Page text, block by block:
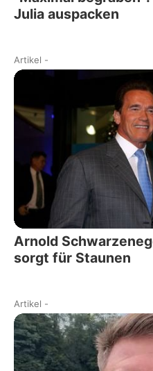
Julia auspacken
Artikel -
Arnold
sorgt für Staunen
Artikel -